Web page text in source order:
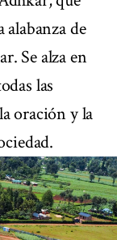
de
Se alza en
las
oración y la